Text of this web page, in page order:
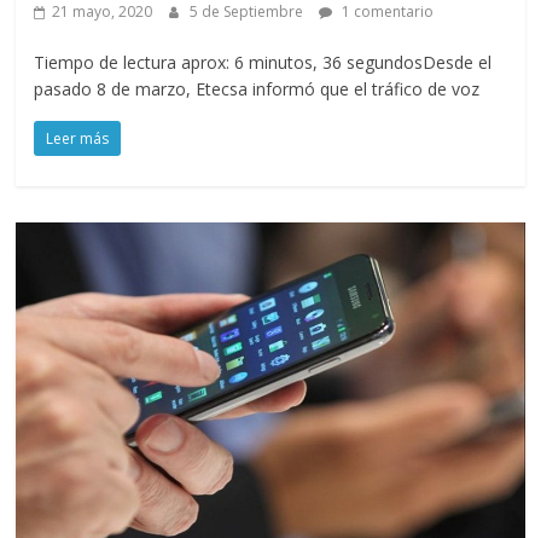
21 mayo, 2020 5 de Septiembre 1 comentario
Tiempo de lectura aprox: 6 minutos, 36 segundosDesde el
pasado 8 de marzo, Etecsa informó que el tráfico de voz
Leer más